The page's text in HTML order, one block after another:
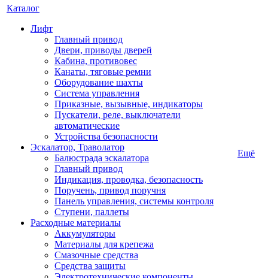
Каталог
Лифт
Главный привод
Двери, приводы дверей
Кабина, противовес
Канаты, тяговые ремни
Оборудование шахты
Система управления
Приказные, вызывные, индикаторы
Пускатели, реле, выключатели
автоматические
Устройства безопасности
Эскалатор, Траволатор
Балюстрада эскалатора
Главный привод
Индикация, проводка, безопасность
Поручень, привод поручня
Панель управления, системы контроля
Ступени, паллеты
Расходные материалы
Аккумуляторы
Материалы для крепежа
Смазочные средства
Средства защиты
Ещё